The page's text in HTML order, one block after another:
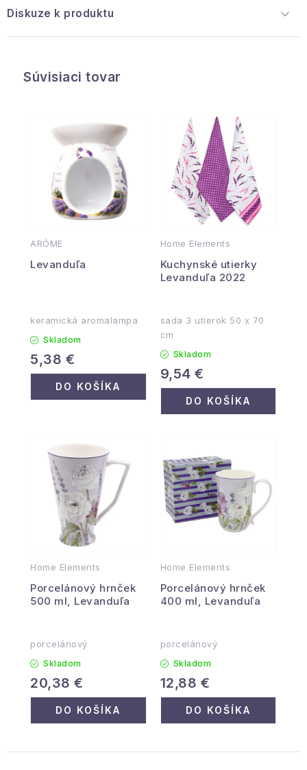
Diskuze k produktu
Súvisiaci tovar
ARÔME
Levanduľa
keramická aromalampa
Skladom
5,38 €
DO KOŠÍKA
Home Elements
Kuchynské utierky
Levanduľa 2022
sada 3 utierok 50 x 70
cm
Skladom
9,54 €
DO KOŠÍKA
Home Elements
Porcelánový hrnček
500 ml, Levanduľa
porcelánový
Skladom
20,38 €
DO KOŠÍKA
Home Elements
Porcelánový hrnček
400 ml, Levanduľa
porcelánový
Skladom
12,88 €
DO KOŠÍKA